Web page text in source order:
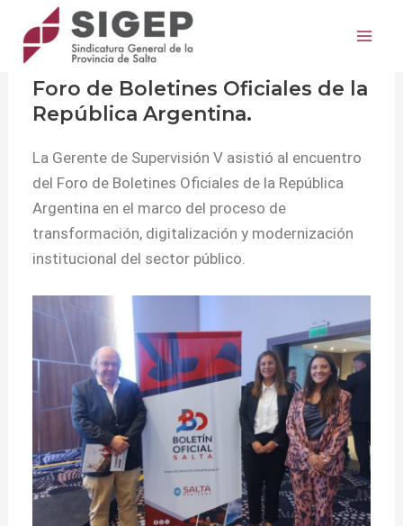
contenido
Actividades/26 noviembre, 2025
Foro de Boletines Oficiales de la
República Argentina.
La Gerente de Supervisión V asistió al encuentro
del Foro de Boletines Oficiales de la República
Argentina en el marco del proceso de
transformación, digitalización y modernización
institucional del sector público.
navigation